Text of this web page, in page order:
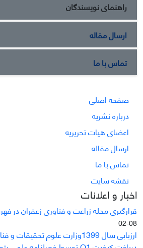
راهنمای نویسندگان
ارسال مقاله
تماس با ما
صفحه اصلی
درباره نشریه
اعضای هیات تحریریه
ارسال مقاله
تماس با ما
نقشه سایت
اخبار و اعلانات
قرارگیری مجله زراعت و فناوری زعفران در
08-02
ارزیابی سال 1399وزارت علوم تحقیقات و فناوری